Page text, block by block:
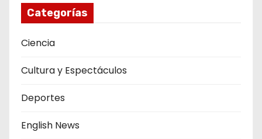
Categorías
Ciencia
Cultura y Espectáculos
Deportes
English News